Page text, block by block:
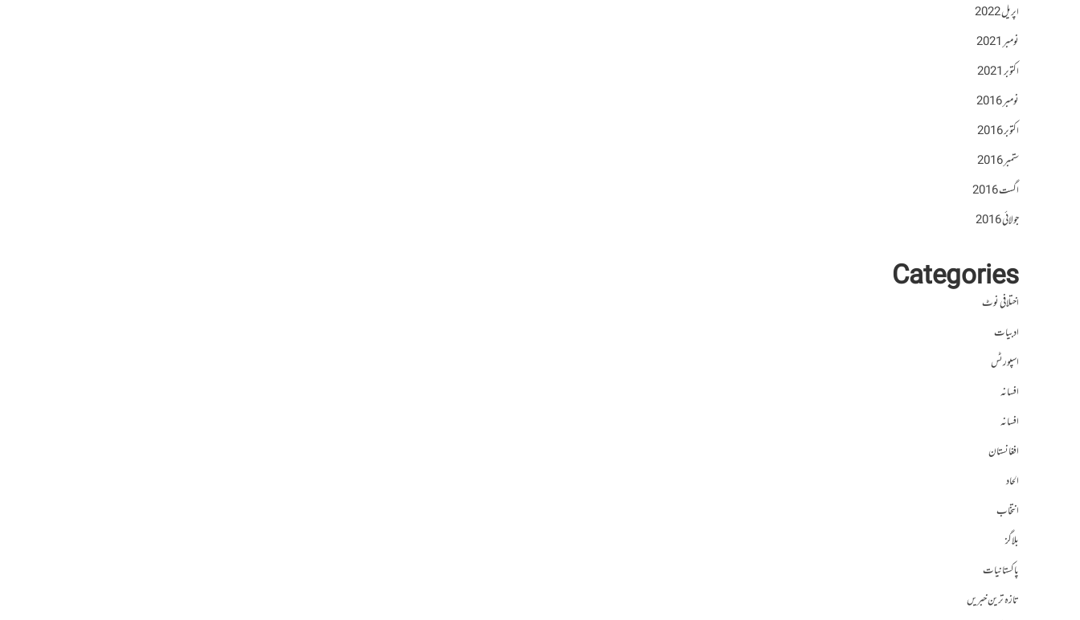
اپریل 2022
نومبر 2021
اکتوبر 2021
نومبر 2016
اکتوبر 2016
ستمبر 2016
اگست 2016
جولائی 2016
Categories
اختلافی نوٹ
ادبیات
اسپورٹس
افسانہ
افسانہ
افغانستان
الحاد
انتخاب
بلاگز
پاکستانیات
تازہ ترین خبریں